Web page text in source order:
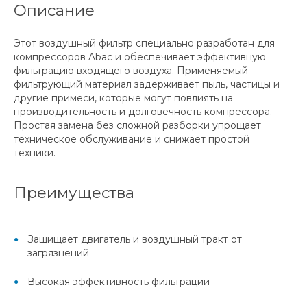
Описание
Этот воздушный фильтр специально разработан для
компрессоров Abac и обеспечивает эффективную
фильтрацию входящего воздуха. Применяемый
фильтрующий материал задерживает пыль, частицы и
другие примеси, которые могут повлиять на
производительность и долговечность компрессора.
Простая замена без сложной разборки упрощает
техническое обслуживание и снижает простой
техники.
Преимущества
Защищает двигатель и воздушный тракт от
загрязнений
Высокая эффективность фильтрации